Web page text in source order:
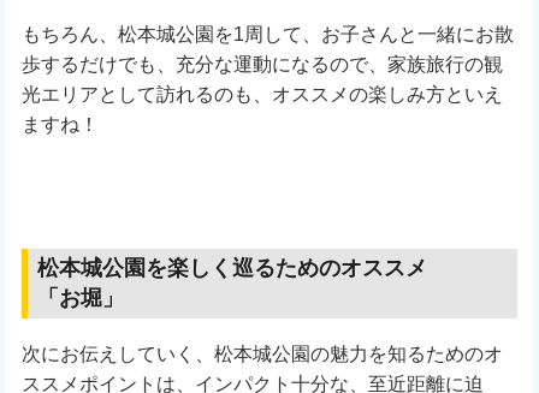
もちろん、松本城公園を1周して、お子さんと一緒にお散
歩するだけでも、充分な運動になるので、家族旅行の観
光エリアとして訪れるのも、オススメの楽しみ方といえ
ますね！
松本城公園を楽しく巡るためのオススメ
「お堀」
次にお伝えしていく、松本城公園の魅力を知るためのオ
ススメポイントは、インパクト十分な、至近距離に迫